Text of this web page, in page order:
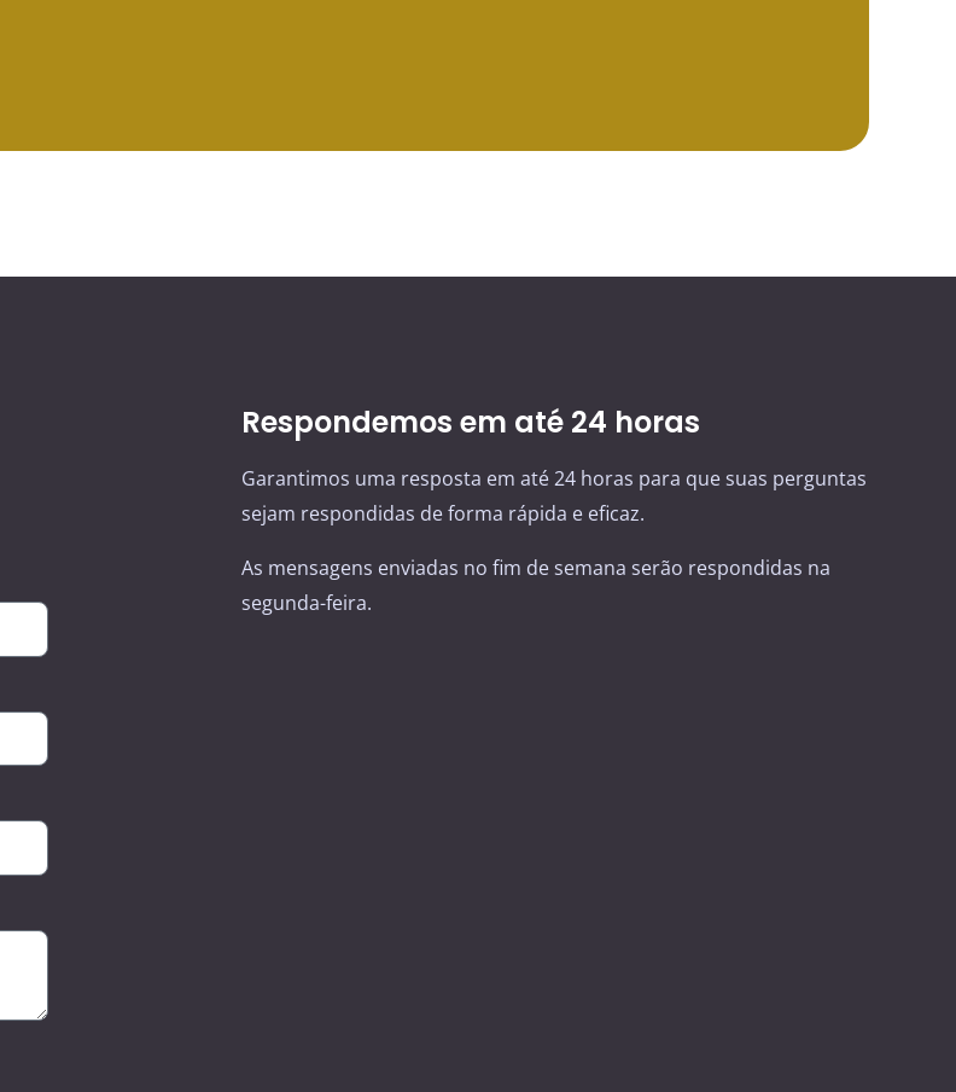
Respondemos em até 24 horas
Garantimos uma resposta em até 24 horas para que suas perguntas
sejam respondidas de forma rápida e eficaz.
As mensagens enviadas no fim de semana serão respondidas na
segunda-feira.